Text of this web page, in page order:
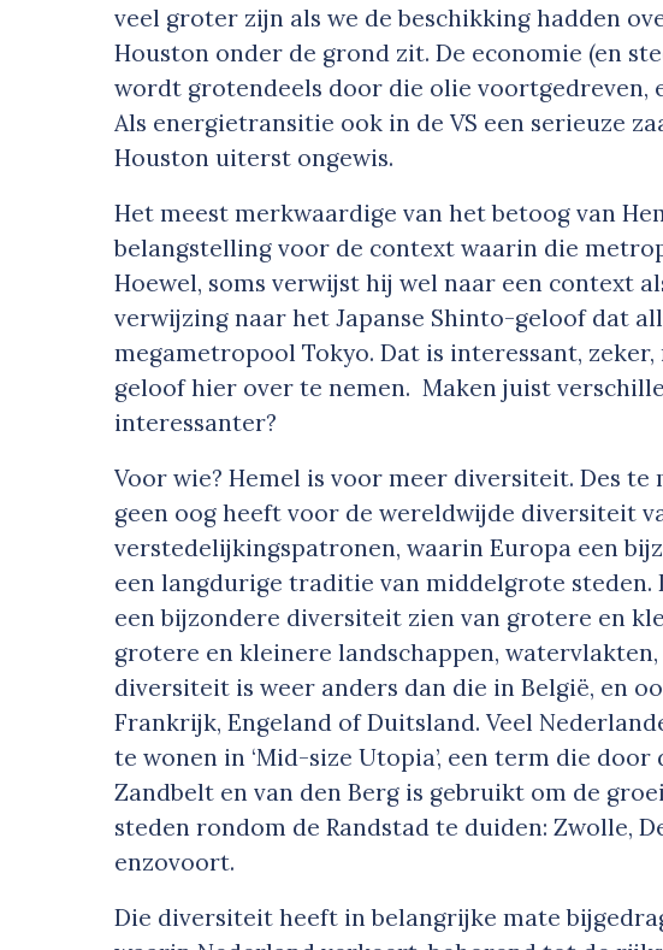
veel groter zijn als we de beschikking hadden
Houston onder de grond zit. De economie (en
wordt grotendeels door die olie voortgedreven,
Als energietransitie ook in de VS een serieuze
Houston uiterst ongewis.
Het meest merkwaardige van het betoog van
belangstelling voor de context waarin die
Hoewel, soms verwijst hij wel naar een context
verwijzing naar het Japanse Shinto-geloof dat
megametropool Tokyo. Dat is interessant,
geloof hier over te nemen. Maken juist
interessanter?
Voor wie? Hemel is voor meer diversiteit. Des
geen oog heeft voor de wereldwijde diversiteit
verstedelijkingspatronen, waarin Europa een
een langdurige traditie van middelgrote steden.
een bijzondere diversiteit zien van grotere en
grotere en kleinere landschappen, watervlakten,
diversiteit is weer anders dan die in België, en
Frankrijk, Engeland of Duitsland. Veel
te wonen in ‘Mid-size Utopia’, een term die
Zandbelt en van den Berg is gebruikt om de
steden rondom de Randstad te duiden: Zwolle,
enzovoort.
Die diversiteit heeft in belangrijke mate